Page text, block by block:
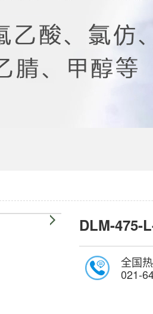
DLM-475-
全国
021-